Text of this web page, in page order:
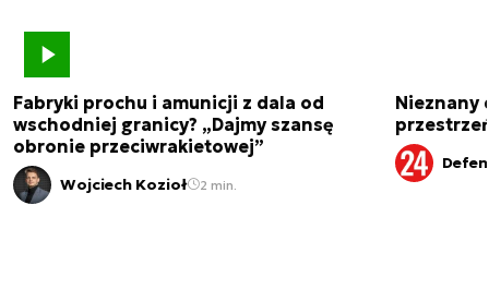
Fabryki prochu i amunicji z dala od
wschodniej granicy? „Dajmy szansę
obronie przeciwrakietowej”
Wojciech Kozioł 2 min.
Nieznany